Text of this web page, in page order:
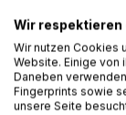
Die
kunstanaloges
Verstehen. Im
musikalische
Gespräch: der
Wir respektieren
Wir nutzen Cookies
Website. Einige von
Daneben
Fingerprints sowie
unsere Seite